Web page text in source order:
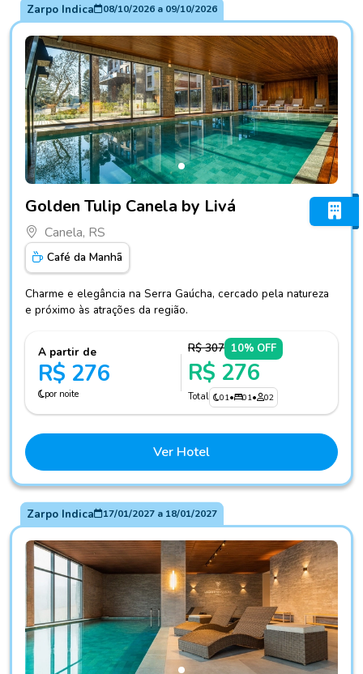
Zarpo Indica 08/10/2026a 09/10/2026
Golden Tulip Canela by Livá
Canela, RS
Café da Manhã
Charme e elegância na Serra Gaúcha, cercado pela natureza
e próximo às atrações da região.
A partir de
R$ 276
por noite
R$ 307 10% OFF
R$ 276
Total 01• 01• 02
Ver Hotel
Zarpo Indica 17/01/2027a 18/01/2027